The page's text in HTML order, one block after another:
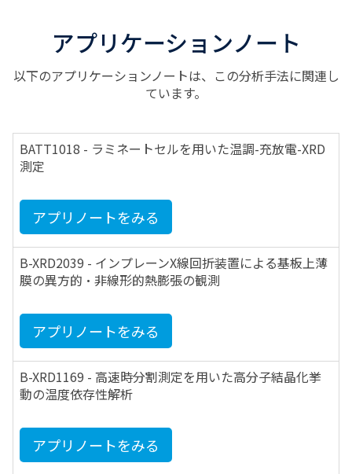
アプリケーションノート
以下のアプリケーションノートは、この分析手法に関連し
ています。
BATT1018 - ラミネートセルを用いた温調-充放電-XRD
測定
アプリノートをみる
B-XRD2039 - インプレーンX線回折装置による基板上薄
膜の異方的・非線形的熱膨張の観測
アプリノートをみる
B-XRD1169 - 高速時分割測定を用いた高分子結晶化挙
動の温度依存性解析
アプリノートをみる